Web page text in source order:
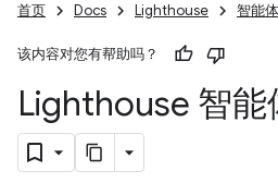
首页 Docs Lighthouse 智能
该内容对您有帮助吗？
Lighthouse 智